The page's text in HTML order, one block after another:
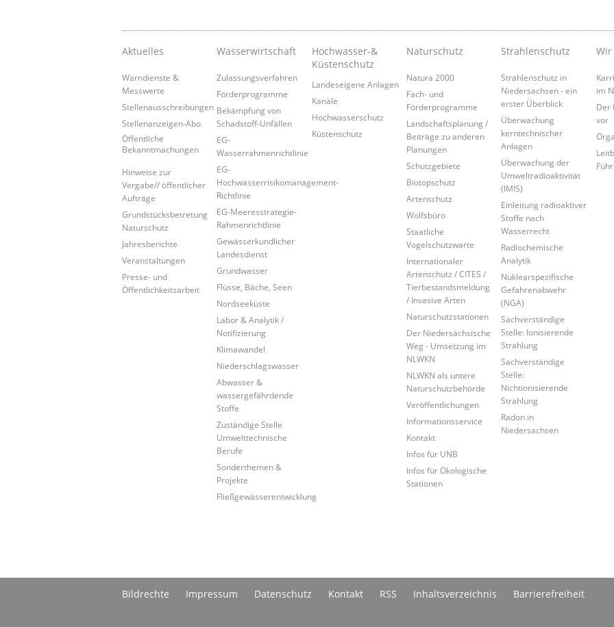
Aktuelles
Warndienste &
Messwerte
Stellenausschreibungen
Stellenanzeigen-Abo
Öffentliche
Bekanntmachungen
Hinweise zur
Vergabe// öffentlicher
Aufträge
Grundstücksbetretung
Naturschutz
Jahresberichte
Veranstaltungen
Presse- und
Öffentlichkeitsarbeit
Wasserwirtschaft
Zulassungsverfahren
Förderprogramme
Bekämpfung von
Schadstoff-Unfällen
EG-
Wasserrahmenrichtlinie
EG-
Hochwasserrisikomanagement-
Richtlinie
EG-Meeresstrategie-
Rahmenrichtlinie
Gewässerkundlicher
Landesdienst
Grundwasser
Flüsse, Bäche, Seen
Nordseeküste
Labor & Analytik /
Notifizierung
Klimawandel
Niederschlagswasser
Abwasser &
wassergefährdende
Stoffe
Zuständige Stelle
Umwelttechnische
Berufe
Sonderthemen &
Projekte
Fließgewässerentwicklung
Hochwasser-&
Küstenschutz
Landeseigene Anlagen
Kanäle
Hochwasserschutz
Küstenschutz
Naturschutz
Natura 2000
Fach- und
Förderprogramme
Landschaftsplanung /
Beiträge zu anderen
Planungen
Schutzgebiete
Biotopschutz
Artenschutz
Wolfsbüro
Staatliche
Vogelschutzwarte
Internationaler
Artenschutz / CITES /
Tierbestandsmeldung
/ Invasive Arten
Naturschutzstationen
Der Niedersächsische
Weg - Umsetzung im
NLWKN
NLWKN als untere
Naturschutzbehörde
Veröffentlichungen
Informationsservice
Kontakt
Infos für UNB
Infos für Ökologische
Stationen
Strahlenschutz
Strahlenschutz in
Niedersachsen - ein
erster Überblick
Überwachung
kerntechnischer
Anlagen
Überwachung der
Umweltradioaktivität
(IMIS)
Einleitung radioaktiver
Stoffe nach
Wasserrecht
Radiochemische
Analytik
Nuklearspezifische
Gefahrenabwehr
(NGA)
Sachverständige
Stelle: Ionisierende
Strahlung
Sachverständige
Stelle:
Nichtionisierende
Strahlung
Radon in
Niedersachsen
im
Der
vor
Bildrechte Impressum Datenschutz Kontakt RSS Inhaltsverzeichnis Barrierefreiheit